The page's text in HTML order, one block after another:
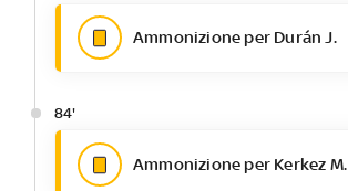
Ammonizione per Durán J.
84'
Ammonizione per Kerkez M.